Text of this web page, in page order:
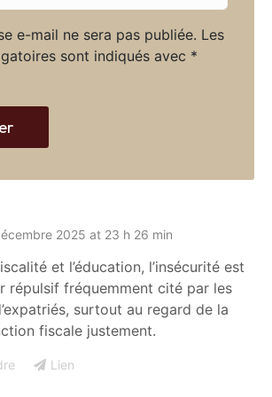
2025 at 23 h 26 min
et l’éducation, l’insécurité est
répulsif fréquemment cité par les
surtout au regard de la
fiscale justement.
Lien
e-mail ne sera pas publiée. Les
sont indiqués avec *